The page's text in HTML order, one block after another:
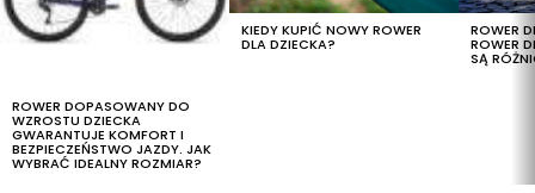
ROWER DOPASOWANY DO
WZROSTU DZIECKA
GWARANTUJE KOMFORT I
BEZPIECZEŃSTWO JAZDY. JAK
WYBRAĆ IDEALNY ROZMIAR?
KIEDY KUPIĆ NOWY ROWER
DLA DZIECKA?
ROWER
ROWER
SĄ